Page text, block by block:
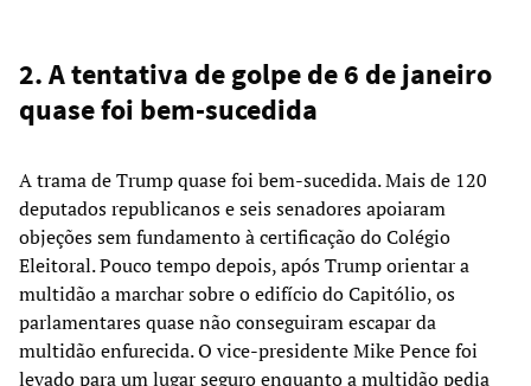
2. A tentativa de golpe de 6 de janeiro
quase foi bem-sucedida
A trama de Trump quase foi bem-sucedida. Mais de 120
deputados republicanos e seis senadores apoiaram
objeções sem fundamento à certificação do Colégio
Eleitoral. Pouco tempo depois, após Trump orientar a
multidão a marchar sobre o edifício do Capitólio, os
parlamentares quase não conseguiram escapar da
multidão enfurecida. O vice-presidente Mike Pence foi
levado para um lugar seguro enquanto a multidão pedia